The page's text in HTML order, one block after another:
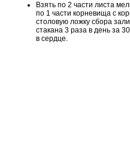
Взять по 2 части листа
по 1 части корневища с
столовую ложку сбора
стакана 3 раза в день за
в сердце.